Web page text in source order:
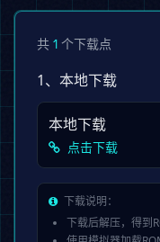
共 1 个下载点
1、本地下载
本地下载
点击下载
下载说明：
下载后解压，得到